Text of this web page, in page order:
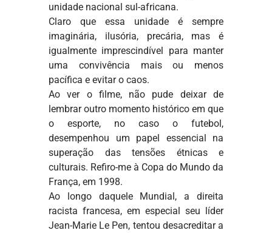
unidade nacional sul-africana.
Claro que essa unidade é sempre
imaginária, ilusória, precária, mas é
igualmente imprescindível para manter
uma convivência mais ou menos
pacífica e evitar o caos.
Ao ver o filme, não pude deixar de
lembrar outro momento histórico em que
o esporte, no caso o futebol,
desempenhou um papel essencial na
superação das tensões étnicas e
culturais. Refiro-me à Copa do Mundo da
França, em 1998.
Ao longo daquele Mundial, a direita
racista francesa, em especial seu líder
Jean-Marie Le Pen, tentou desacreditar a